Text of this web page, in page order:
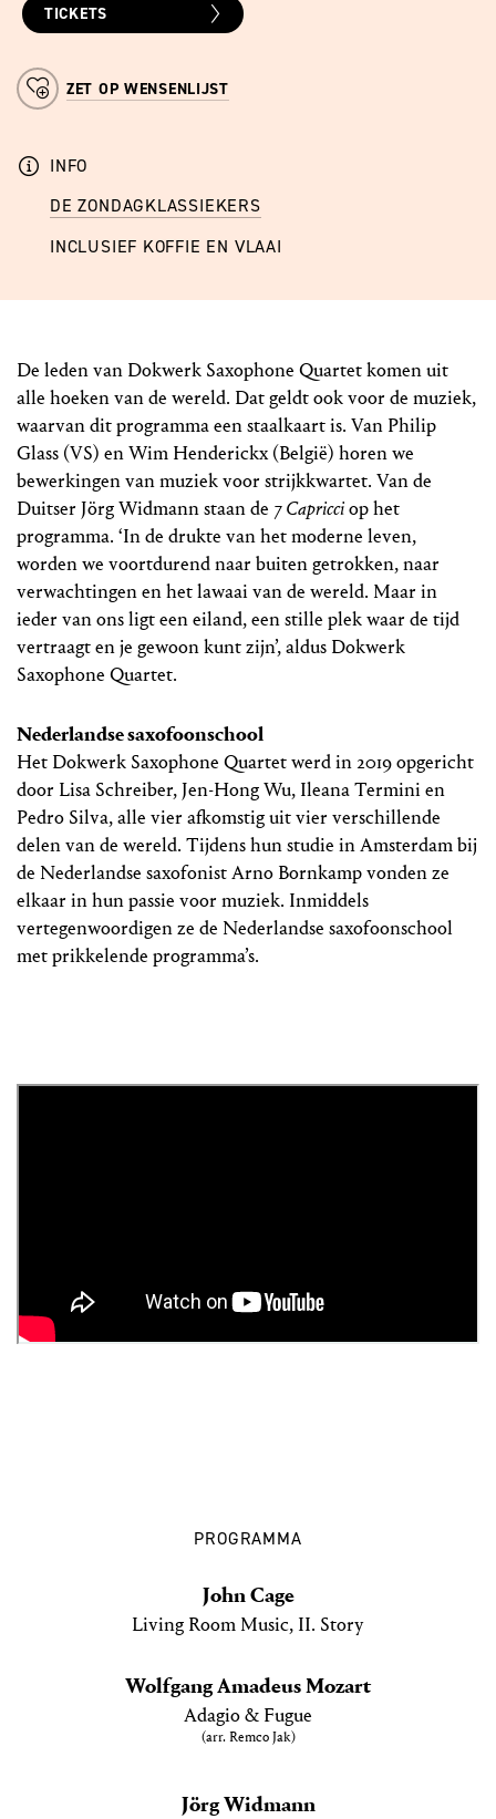
De leden van Dokwerk Saxophone Quartet komen uit
alle hoeken van de wereld. Dat geldt ook voor de muziek,
waarvan dit programma een staalkaart is. Van Philip
Glass (VS) en Wim Henderickx (België) horen we
bewerkingen van muziek voor strijkkwartet. Van de
Duitser Jörg Widmann staan de 7 Capricciop het
programma. ‘In de drukte van het moderne leven,
worden we voortdurend naar buiten getrokken, naar
verwachtingen en het lawaai van de wereld. Maar in
ieder van ons ligt een eiland, een stille plek waar de tijd
vertraagt en je gewoon kunt zijn’, aldus Dokwerk
Saxophone Quartet.
Nederlandse saxofoonschool
Het Dokwerk Saxophone Quartet werd in 2019 opgericht
door Lisa Schreiber, Jen-Hong Wu, Ileana Termini en
Pedro Silva, alle vier afkomstig uit vier verschillende
delen van de wereld. Tijdens hun studie in Amsterdam bij
de Nederlandse saxofonist Arno Bornkamp vonden ze
elkaar in hun passie voor muziek. Inmiddels
vertegenwoordigen ze de Nederlandse saxofoonschool
met prikkelende programma’s.
TICKETS
ZET OP WENSENLIJST
INFO
DE ZONDAGKLASSIEKERS
INCLUSIEF KOFFIE EN VLAAI
PROGRAMMA
John Cage
Living Room Music, II. Story
Wolfgang Amadeus Mozart
Adagio & Fugue
(arr. Remco Jak)
Jörg Widmann